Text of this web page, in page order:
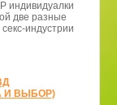
индивидуалки
две разные
индустрии
И ВЫБОР)